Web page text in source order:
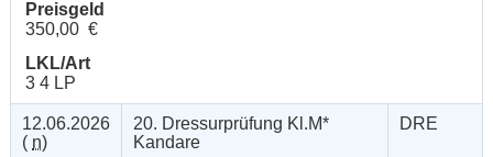
Preisgeld
350,00 €
LKL/Art
3 4 LP
12.06.2026
( n)
20. Dressurprüfung Kl.M*
Kandare
DRE